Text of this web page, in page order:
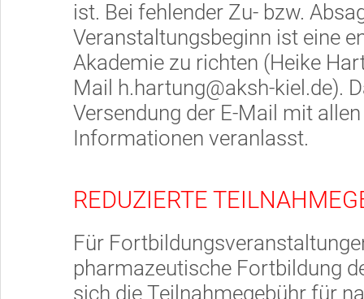
ist. Bei fehlender Zu- bzw.
Veranstaltungsbeginn ist eine
Akademie zu richten (Heike
Mail h.hartung@aksh-kiel.de).
Versendung der E-Mail mit
Informationen veranlasst.
REDUZIERTE
Für
pharmazeutische Fortbildung
sich die Teilnahmegebühr für